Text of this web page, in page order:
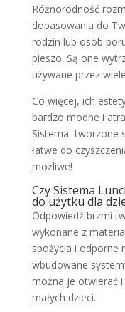
Różnorodność
dopasowania do
rodzin lub osób
pieszo. Są one
używane przez
Co więcej, ich
bardzo modne i
Sistema tworzone
łatwe do
możliwe!
Czy Sistema
do użytku dla
Odpowiedź brzmi
wykonane z
spożycia i odporne
wbudowane
można je otwierać
małych dzieci.